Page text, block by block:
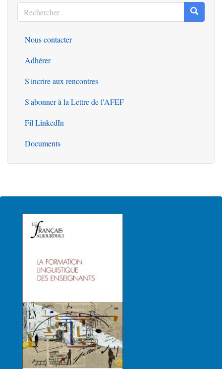
Rechercher
Rechercher
Outils
Nous contacter
Adhérer
S'incrire aux rencontres
S'abonner à la Lettre de l'AFEF
Fil LinkedIn
Documents